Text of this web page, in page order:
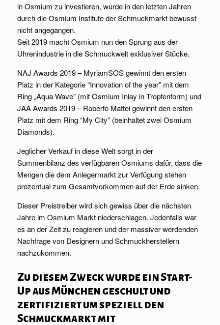
in Osmium zu investieren, wurde in den letzten Jahren
durch die Osmium Institute der Schmuckmarkt bewusst
nicht angegangen.
Seit 2019 macht Osmium nun den Sprung aus der
Uhrenindustrie in die Schmuckwelt exklusiver Stücke.
NAJ Awards 2019 – MyriamSOS gewinnt den ersten
Platz in der Kategorie “Innovation of the year” mit dem
Ring „Aqua Wave” (mit Osmium Inlay in Tropfenform) und
JAA Awards 2019 – Roberto Mattei gewinnt den ersten
Platz mit dem Ring “My City” (beinhaltet zwei Osmium
Diamonds).
Jeglicher Verkauf in diese Welt sorgt in der
Summenbilanz des verfügbaren Osmiums dafür, dass die
Mengen die dem Anlegermarkt zur Verfügung stehen
prozentual zum Gesamtvorkommen auf der Erde sinken.
Dieser Preistreiber wird sich gewiss über die nächsten
Jahre im Osmium Markt niederschlagen. Jedenfalls war
es an der Zeit zu reagieren und der massiver werdenden
Nachfrage von Designern und Schmuckherstellern
nachzukommen.
Zu diesem Zweck wurde ein Start-
Up aus München geschult und
zertifiziert um speziell den
Schmuckmarkt mit